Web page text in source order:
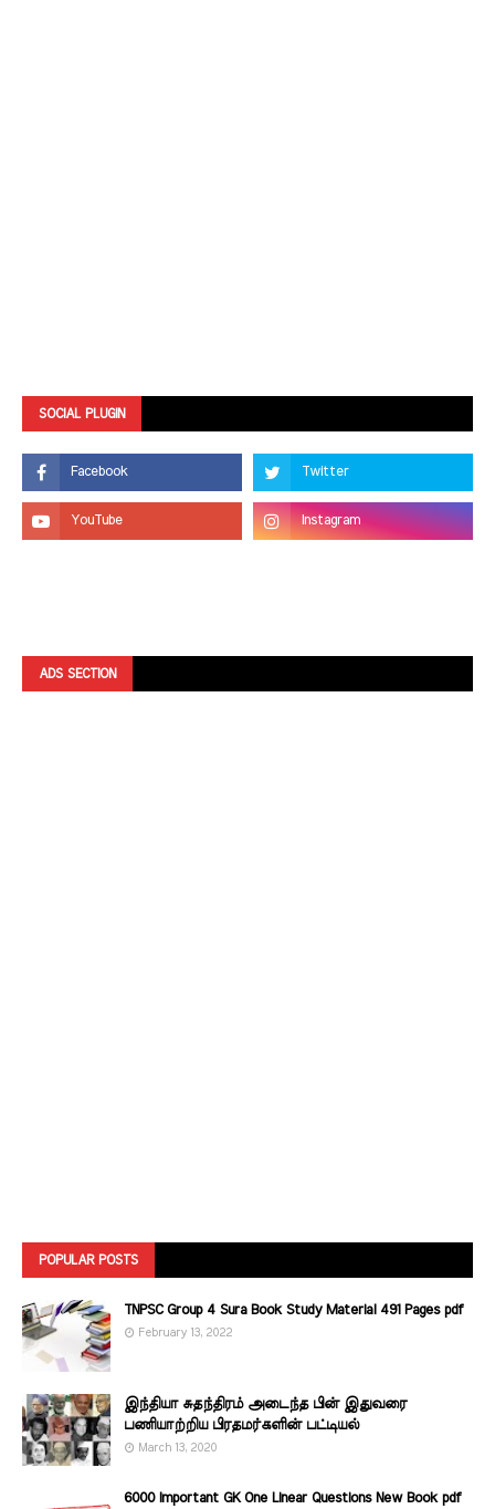
SOCIAL PLUGIN
ADS SECTION
POPULAR POSTS
TNPSC Group 4 Sura Book Study Material 491 Pages pdf
February 13, 2022
இந்தியா சுதந்திரம் அடைந்த பின் இதுவரை
பணியாற்றிய பிரதமர்களின்‌ பட்டியல்‌
March 13, 2020
6000 Important GK One Linear Questions New Book pdf